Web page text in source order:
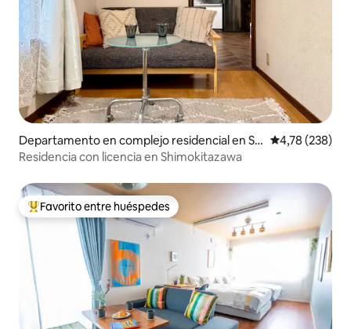
Departamento en complejo residencial en Se
tagaya
Calificación
4,78 (238)
Residencia con licencia en Shimokitazawa
Favorito entre los huéspedes más destacados
Favorito entre huéspedes